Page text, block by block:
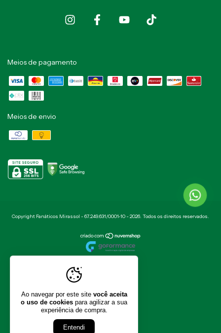
Ao navegar por este site você aceita
o uso de cookies para agilizar a sua
experiência de compra.
Entendi
Meios de pagamento
Meios de envio
Copyright Fanáticos Mirassol - 67.249.631/0001-10 - 2026. Todos os direitos reservados.